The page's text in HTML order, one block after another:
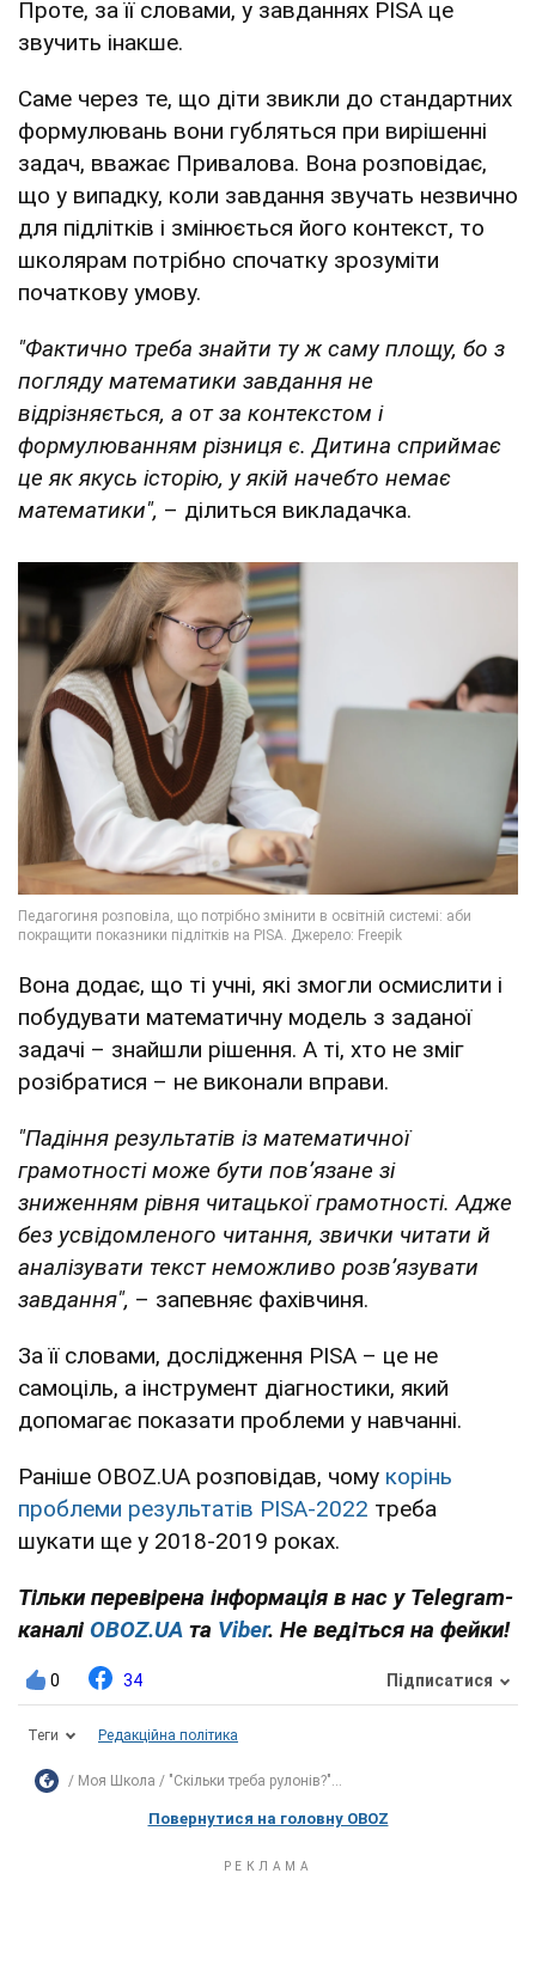
Проте, за її словами, у завданнях PISA це
звучить інакше.
Саме через те, що діти звикли до стандартних
формулювань вони губляться при вирішенні
задач, вважає Привалова. Вона розповідає,
що у випадку, коли завдання звучать незвично
для підлітків і змінюється його контекст, то
школярам потрібно спочатку зрозуміти
початкову умову.
"Фактично треба знайти ту ж саму площу, бо з
погляду математики завдання не
відрізняється, а от за контекстом і
формулюванням різниця є. Дитина сприймає
це як якусь історію, у якій начебто немає
математики", – ділиться викладачка.
Вона додає, що ті учні, які змогли осмислити і
побудувати математичну модель з заданої
задачі – знайшли рішення. А ті, хто не зміг
розібратися – не виконали вправи.
"Падіння результатів із математичної
грамотності може бути пов’язане зі
зниженням рівня читацької грамотності. Адже
без усвідомленого читання, звички читати й
аналізувати текст неможливо розв’язувати
завдання", – запевняє фахівчиня.
За її словами, дослідження PISA – це не
самоціль, а інструмент діагностики, який
допомагає показати проблеми у навчанні.
Раніше OBOZ.UA розповідав, чому корінь
проблеми результатів PISA-2022 треба
шукати ще у 2018-2019 роках.
Тільки перевірена інформація в нас у Telegram-
каналі OBOZ.UA та Viber. Не ведіться на фейки!
0 34 Підписатися
Теги Редакційна політика
Моя Школа "Скільки треба рулонів?"...
Повернутися на головну OBOZ